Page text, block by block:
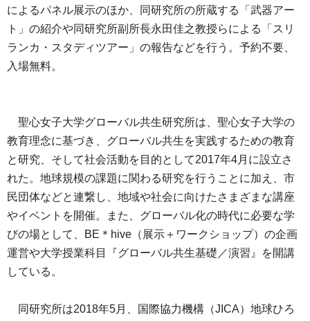
によるパネル展示のほか、同研究所の所蔵する「武器アー
ト」の紹介や同研究所副所長永田佳之教授らによる「スリ
ランカ・スタディツアー」の報告などを行う。予約不要、
入場無料。
聖心女子大学グローバル共生研究所は、聖心女子大学の
教育理念に基づき、グローバル共生を実践するための教育
と研究、そして社会活動を目的として2017年4月に設立さ
れた。地球規模の課題に関わる研究を行うことに加え、市
民団体などと連繋し、地域や社会に向けたさまざまな講座
やイベントを開催。また、グローバル化の時代に必要な学
びの場として、BE＊hive（展示＋ワークショップ）の企画
運営や大学授業科目『グローバル共生基礎／演習』を開講
している。
同研究所は2018年5月、国際協力機構（JICA）地球ひろ